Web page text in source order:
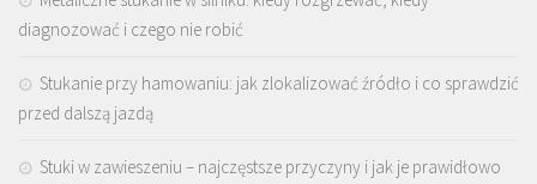
diagnozować i czego nie robić
Stukanie przy hamowaniu: jak zlokalizować źródło i co sprawdzić
przed dalszą jazdą
Stuki w zawieszeniu – najczęstsze przyczyny i jak je prawidłowo